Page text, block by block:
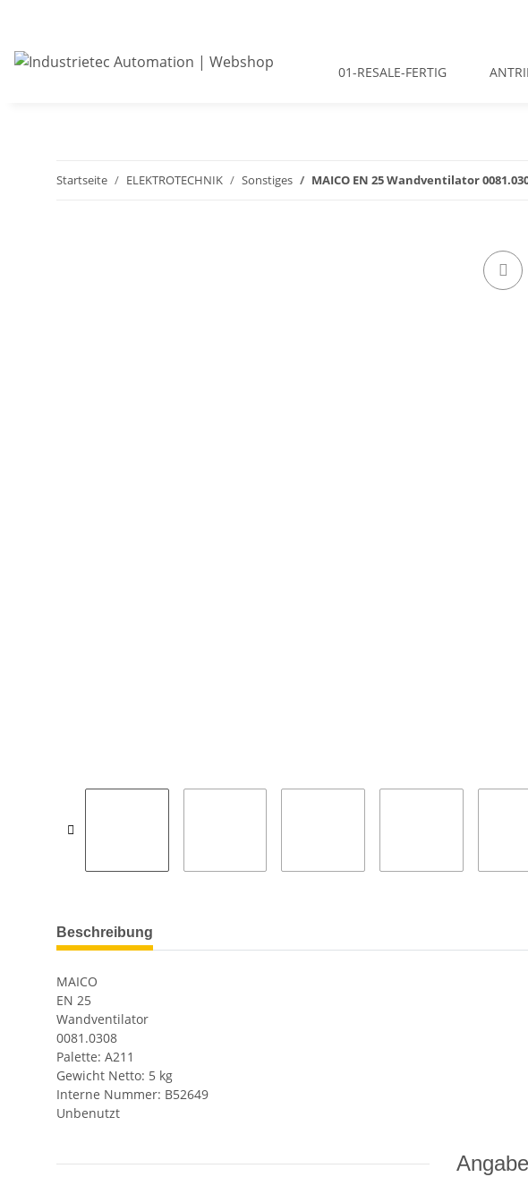
01-RESALE-FERTIG
Startseite ELEKTROTECHNIK Sonstiges MAICO EN 25 Wandventilator
Beschreibung
MAICO
EN 25
Wandventilator
0081.0308
Palette: A211
Gewicht Netto: 5 kg
Interne Nummer: B52649
Unbenutzt